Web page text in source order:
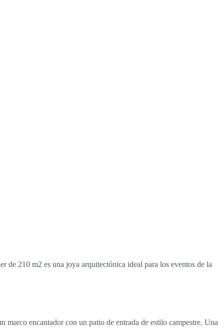
210 m2 es una joya arquitectónica ideal para los eventos de la
encantador con un patio de entrada de estilo campestre. Una